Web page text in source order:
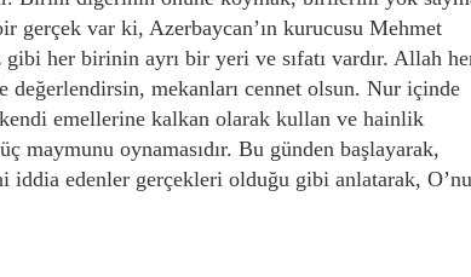
gerçek var ki, Azerbaycan’ın kurucusu Mehmet
her birinin ayrı bir yeri ve sıfatı vardır. Allah
mekanları cennet olsun. Nur içinde
emellerine kalkan olarak kullan ve hainlik
maymunu oynamasıdır. Bu günden başlayarak,
edenler gerçekleri olduğu gibi anlatarak,